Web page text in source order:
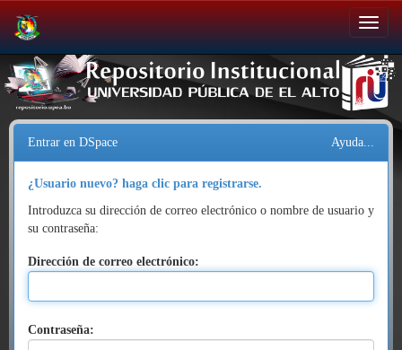
Salir
de
la
navegación
Entrar en DSpace Ayuda...
¿Usuario nuevo? haga clic para registrarse.
Introduzca su dirección de correo electrónico o nombre de usuario y
su contraseña:
Dirección de correo electrónico:
Contraseña: